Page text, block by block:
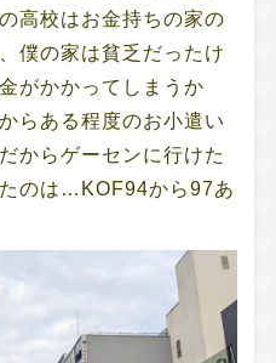
高校はお金持ちの家の
僕の家は貧乏だったけ
がかかってしまうか
らある程度のお小遣い
からゲーセンに行けた
のは…KOF94から97あ